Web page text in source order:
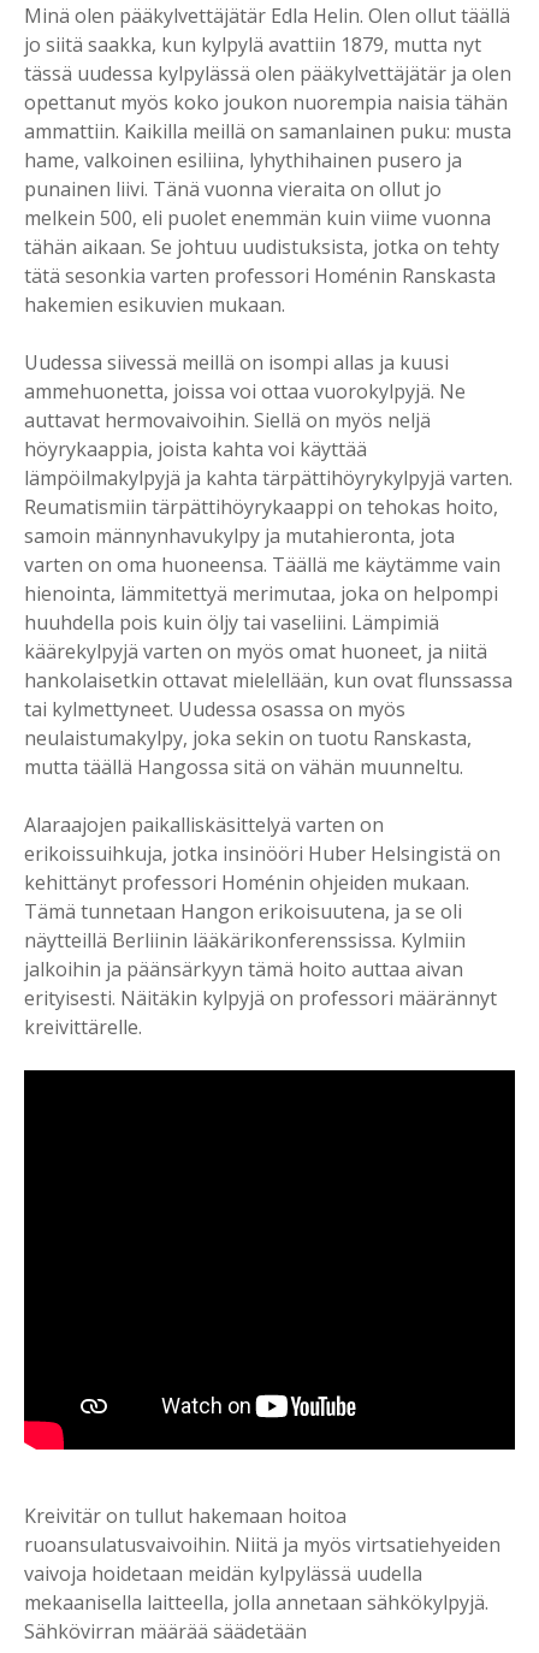
Minä olen pääkylvettäjätär Edla Helin. Olen ollut täällä
jo siitä saakka, kun kylpylä avattiin 1879, mutta nyt
tässä uudessa kylpylässä olen pääkylvettäjätär ja olen
opettanut myös koko joukon nuorempia naisia tähän
ammattiin. Kaikilla meillä on samanlainen puku: musta
hame, valkoinen esiliina, lyhythihainen pusero ja
punainen liivi. Tänä vuonna vieraita on ollut jo
melkein 500, eli puolet enemmän kuin viime vuonna
tähän aikaan. Se johtuu uudistuksista, jotka on tehty
tätä sesonkia varten professori Homénin Ranskasta
hakemien esikuvien mukaan.
Uudessa siivessä meillä on isompi allas ja kuusi
ammehuonetta, joissa voi ottaa vuorokylpyjä. Ne
auttavat hermovaivoihin. Siellä on myös neljä
höyrykaappia, joista kahta voi käyttää
lämpöilmakylpyjä ja kahta tärpättihöyrykylpyjä varten.
Reumatismiin tärpättihöyrykaappi on tehokas hoito,
samoin männynhavukylpy ja mutahieronta, jota
varten on oma huoneensa. Täällä me käytämme vain
hienointa, lämmitettyä merimutaa, joka on helpompi
huuhdella pois kuin öljy tai vaseliini. Lämpimiä
käärekylpyjä varten on myös omat huoneet, ja niitä
hankolaisetkin ottavat mielellään, kun ovat flunssassa
tai kylmettyneet. Uudessa osassa on myös
neulaistumakylpy, joka sekin on tuotu Ranskasta,
mutta täällä Hangossa sitä on vähän muunneltu.
Alaraajojen paikalliskäsittelyä varten on
erikoissuihkuja, jotka insinööri Huber Helsingistä on
kehittänyt professori Homénin ohjeiden mukaan.
Tämä tunnetaan Hangon erikoisuutena, ja se oli
näytteillä Berliinin lääkärikonferenssissa. Kylmiin
jalkoihin ja päänsärkyyn tämä hoito auttaa aivan
erityisesti. Näitäkin kylpyjä on professori määrännyt
kreivittärelle.
Kreivitär on tullut hakemaan hoitoa
ruoansulatusvaivoihin. Niitä ja myös virtsatiehyeiden
vaivoja hoidetaan meidän kylpylässä uudella
mekaanisella laitteella, jolla annetaan sähkökylpyjä.
Sähkövirran määrää säädetään